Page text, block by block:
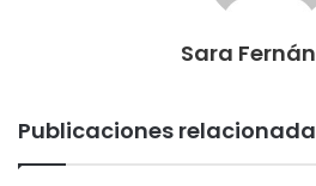
Sara
Publicaciones